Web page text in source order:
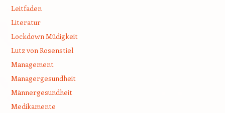
Leitfaden
Literatur
Lockdown Müdigkeit
Lutz von Rosenstiel
Management
Managergesundheit
Männergesundheit
Medikamente